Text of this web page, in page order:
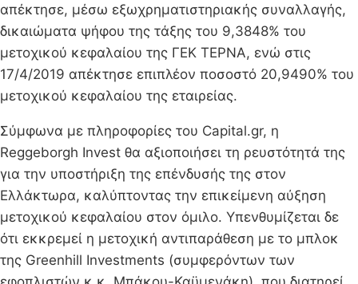
απέκτησε, μέσω εξωχρηματιστηριακής συναλλαγής,
δικαιώματα ψήφου της τάξης του 9,3848% του
μετοχικού κεφαλαίου της ΓΕΚ ΤΕΡΝΑ, ενώ στις
17/4/2019 απέκτησε επιπλέον ποσοστό 20,9490% του
μετοχικού κεφαλαίου της εταιρείας.
Σύμφωνα με πληροφορίες του Capital.gr, η
Reggeborgh Invest θα αξιοποιήσει τη ρευστότητά της
για την υποστήριξη της επένδυσής της στον
Ελλάκτωρα, καλύπτοντας την επικείμενη αύξηση
μετοχικού κεφαλαίου στον όμιλο. Υπενθυμίζεται δε
ότι εκκρεμεί η μετοχική αντιπαράθεση με το μπλοκ
της Greenhill Investments (συμφερόντων των